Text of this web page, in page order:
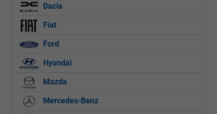
Dacia
Fiat
Ford
Hyundai
Mazda
Mercedes-Benz